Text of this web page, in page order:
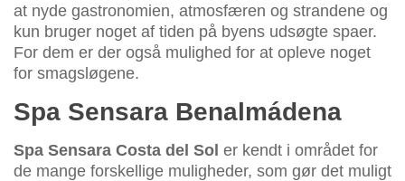
at nyde gastronomien, atmosfæren og strandene og
kun bruger noget af tiden på byens udsøgte spaer.
For dem er der også mulighed for at opleve noget
for smagsløgene.
Spa Sensara Benalmádena
Spa Sensara Costa del Sol er kendt i området for
de mange forskellige muligheder, som gør det muligt